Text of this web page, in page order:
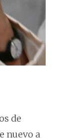
de
nuevo a